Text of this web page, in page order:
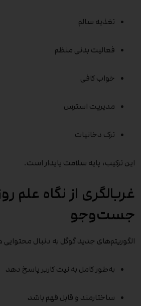
تغذیه سالم
فعالیت بدنی منظم
خواب کافی
مدیریت استرس
ترک دخانیات
این ترکیب، پایه سلامت پایدار است.
غربالگری از نگاه علم
جست‌وجو
الگوریتم‌های جدید گوگل به دنبال
به‌طور کامل به نیت کاربر پاسخ دهد
ساختارمند و قابل فهم باشد